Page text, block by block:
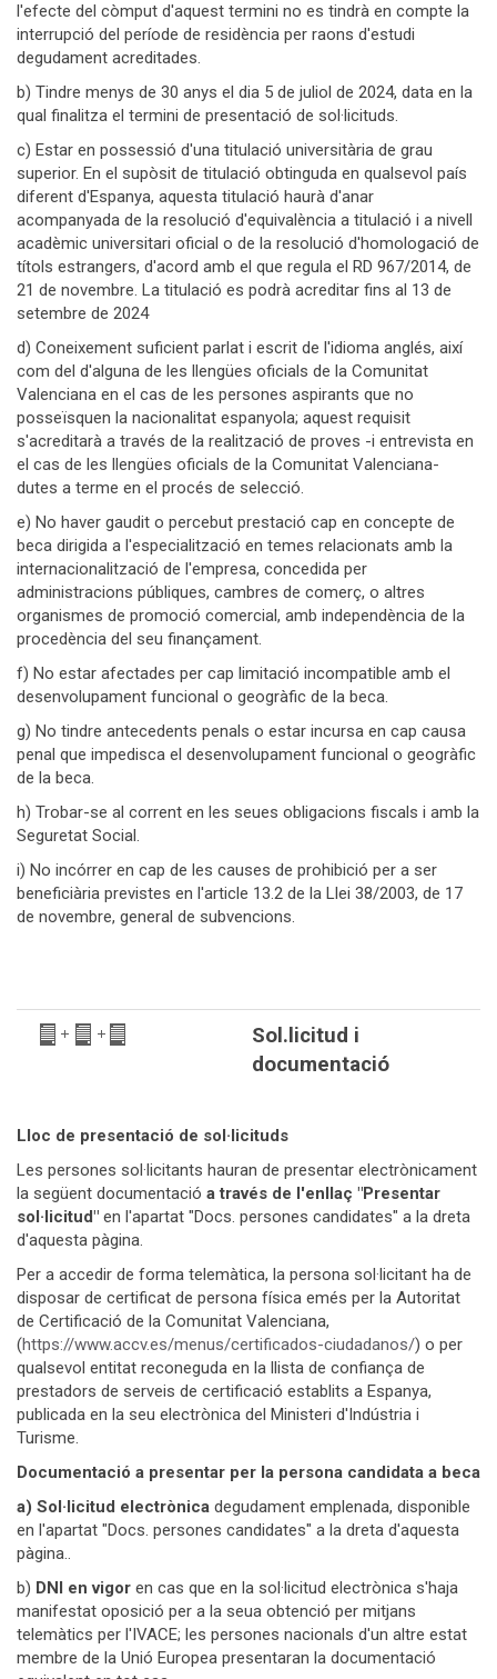
l'efecte del còmput d'aquest termini no es tindrà en compte la
interrupció del període de residència per raons d'estudi
degudament acreditades.
b) Tindre menys de 30 anys el dia 5 de juliol de 2024, data en la
qual finalitza el termini de presentació de sol·licituds.
c) Estar en possessió d'una titulació universitària de grau
superior. En el supòsit de titulació obtinguda en qualsevol país
diferent d'Espanya, aquesta titulació haurà d'anar
acompanyada de la resolució d'equivalència a titulació i a nivell
acadèmic universitari oficial o de la resolució d'homologació de
títols estrangers, d'acord amb el que regula el RD 967/2014, de
21 de novembre. La titulació es podrà acreditar fins al 13 de
setembre de 2024
d) Coneixement suficient parlat i escrit de l'idioma anglés, així
com del d'alguna de les llengües oficials de la Comunitat
Valenciana en el cas de les persones aspirants que no
posseïsquen la nacionalitat espanyola; aquest requisit
s'acreditarà a través de la realització de proves -i entrevista en
el cas de les llengües oficials de la Comunitat Valenciana-
dutes a terme en el procés de selecció.
e) No haver gaudit o percebut prestació cap en concepte de
beca dirigida a l'especialització en temes relacionats amb la
internacionalització de l'empresa, concedida per
administracions públiques, cambres de comerç, o altres
organismes de promoció comercial, amb independència de la
procedència del seu finançament.
f) No estar afectades per cap limitació incompatible amb el
desenvolupament funcional o geogràfic de la beca.
g) No tindre antecedents penals o estar incursa en cap causa
penal que impedisca el desenvolupament funcional o geogràfic
de la beca.
h) Trobar-se al corrent en les seues obligacions fiscals i amb la
Seguretat Social.
i) No incórrer en cap de les causes de prohibició per a ser
beneficiària previstes en l'article 13.2 de la Llei 38/2003, de 17
de novembre, general de subvencions.
Sol.licitud i
documentació
Lloc de presentació de sol·licituds
Les persones sol·licitants hauran de presentar electrònicament
la següent documentació a través de l'enllaç "Presentar
sol·licitud" en l'apartat "Docs. persones candidates" a la dreta
d'aquesta pàgina.
Per a accedir de forma telemàtica, la persona sol·licitant ha de
disposar de certificat de persona física emés per la Autoritat
de Certificació de la Comunitat Valenciana,
(https://www.accv.es/menus/certificados-ciudadanos/) o per
qualsevol entitat reconeguda en la llista de confiança de
prestadors de serveis de certificació establits a Espanya,
publicada en la seu electrònica del Ministeri d'Indústria i
Turisme.
Documentació a presentar per la persona candidata a beca
a) Sol·licitud electrònica degudament emplenada, disponible
en l'apartat "Docs. persones candidates" a la dreta d'aquesta
pàgina..
b) DNI en vigor en cas que en la sol·licitud electrònica s'haja
manifestat oposició per a la seua obtenció per mitjans
telemàtics per l'IVACE; les persones nacionals d'un altre estat
membre de la Unió Europea presentaran la documentació